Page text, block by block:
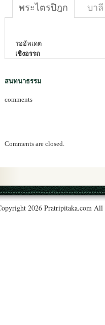
พระไตรปิฎก บาลี
รออัพเดต
เชิงอรรถ
สนทนาธรรม
comments
Comments are closed.
2026 Pratripitaka.com All